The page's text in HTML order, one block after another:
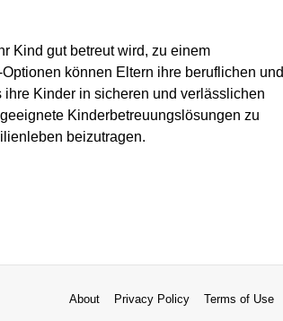
Kind gut betreut wird, zu einem
können Eltern ihre beruflichen und
Kinder in sicheren und verlässlichen
Kinderbetreuungslösungen zu
beizutragen.
About Privacy Policy Terms of Use